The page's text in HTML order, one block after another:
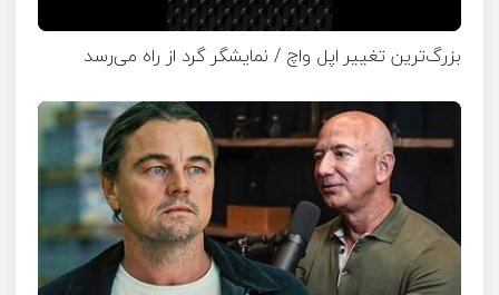
بزرگ‌ترین تغییر اپل واچ / نمایشگر گرد از راه می‌رسد